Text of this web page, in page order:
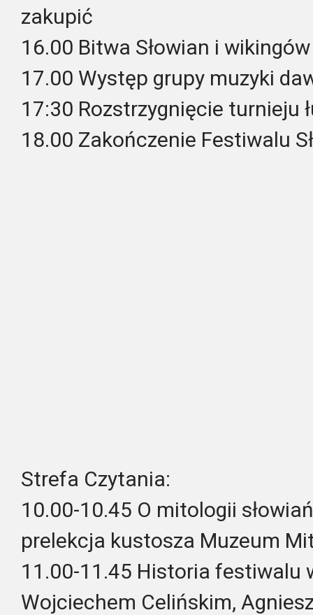
zakupić
16.00 Bitwa Słowian i wikingów
17.00 Występ grupy muzyki
17:30 Rozstrzygnięcie turnieju
18.00 Zakończenie Festiwalu
Strefa Czytania:
10.00-10.45 O mitologii
prelekcja kustosza Muzeum
11.00-11.45 Historia festiwalu
Wojciechem Celińskim,